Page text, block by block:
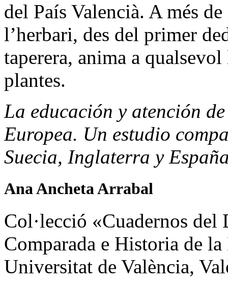
del País Valencià. A més
l’herbari, des del primer
taperera, anima a
plantes.
La educación y atención
Europea. Un estudio
Suecia, Inglaterra y
Ana Ancheta Arrabal
Col·lecció «Cuadernos del
Comparada e Historia de
Universitat de València,